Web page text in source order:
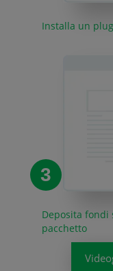
Installa un
3
Deposita fondi
pacchetto